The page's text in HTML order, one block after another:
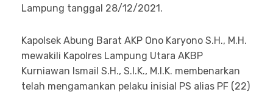
Lampung tanggal 28/12/2021.
Kapolsek Abung Barat AKP Ono Karyono S.H., M.H.
mewakili Kapolres Lampung Utara AKBP
Kurniawan Ismail S.H., S.I.K., M.I.K. membenarkan
telah mengamankan pelaku inisial PS alias PF (22)